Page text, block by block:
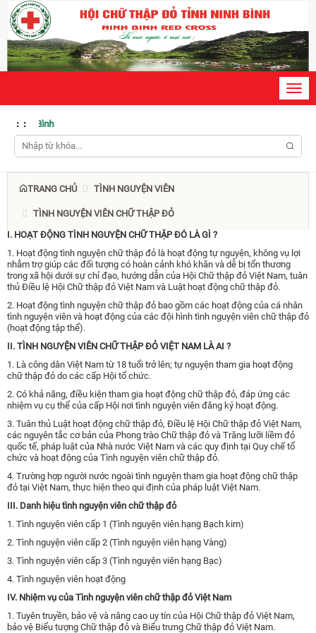
: :
TRANG CHỦ TÌNH NGUYỆN VIÊN
TÌNH NGUYỆN VIÊN CHỮ THẬP ĐỎ
I. HOẠT ĐỘNG TÌNH NGUYỆN CHỮ THẬP ĐỎ LÀ GÌ ?
1. Hoạt động tình nguyện chữ thập đỏ là hoạt động tự nguyện, không vụ lợi
nhằm trợ giúp các đối tượng có hoàn cảnh khó khăn và dễ bị tổn thương
trong xã hội dưới sự chỉ đạo, hướng dẫn của Hội Chữ thập đỏ Việt Nam, tuân
thủ Điều lệ Hội Chữ thập đỏ Việt Nam và Luật hoạt động chữ thập đỏ.
2. Hoạt động tình nguyện chữ thập đỏ bao gồm các hoạt động của cá nhân
tình nguyện viên và hoạt động của các đội hình tình nguyện viên chữ thập đỏ
(hoạt động tập thể).
II. TÌNH NGUYỆN VIÊN CHỮ THẬP ĐỎ VIỆT NAM LÀ AI ?
1. Là công dân Việt Nam từ 18 tuổi trở lên; tự nguyện tham gia hoạt động
chữ thập đỏ do các cấp Hội tổ chức.
2. Có khả năng, điều kiện tham gia hoạt động chữ thập đỏ, đáp ứng các
nhiệm vụ cụ thể của cấp Hội nơi tình nguyện viên đăng ký hoạt động.
3. Tuân thủ Luật hoạt động chữ thập đỏ, Điều lệ Hội Chữ thập đỏ Việt Nam,
các nguyên tắc cơ bản của Phong trào Chữ thập đỏ và Trăng lưỡi liềm đỏ
quốc tế, pháp luật của Nhà nước Việt Nam và các quy định tại Quy chế tổ
chức và hoạt động của Tình nguyện viên chữ thập đỏ.
4. Trường hợp người nước ngoài tình nguyện tham gia hoạt động chữ thập
đỏ tại Việt Nam, thực hiện theo qui định của pháp luật Việt Nam.
III. Danh hiệu tình nguyện viên chữ thập đỏ
1. Tình nguyện viên cấp 1 (Tình nguyện viên hạng Bạch kim)
2. Tình nguyện viên cấp 2 (Tình nguyện viên hạng Vàng)
3. Tình nguyện viên cấp 3 (Tình nguyện viên hạng Bạc)
4. Tình nguyện viên hoạt động
IV. Nhiệm vụ của Tình nguyện viên chữ thập đỏ Việt Nam
1. Tuyên truyền, bảo vệ và nâng cao uy tín của Hội Chữ thập đỏ Việt Nam,
bảo vệ Biểu tượng Chữ thập đỏ và Biểu trưng Chữ thập đỏ Việt Nam.